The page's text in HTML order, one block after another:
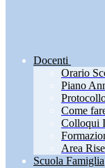
Docenti
Orario
Piano
Come
Colloqui
Area
Scuola Famiglia